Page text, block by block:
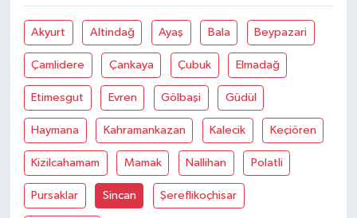
Akyurt Altindağ Ayaş Bala Beypazari
Çamlidere Çankaya Çubuk Elmadağ
Etimesgut Evren Gölbaşi Güdül
Haymana Kahramankazan Kalecik Keçiören
Kizilcahamam Mamak Nallihan Polatli
Pursaklar Sincan Şereflikoçhisar